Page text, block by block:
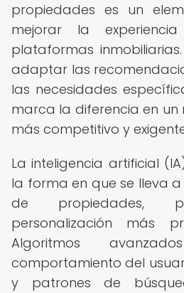
propiedades es un
mejorar la
plataformas
adaptar las
las necesidades
marca la diferencia en
más competitivo y
La inteligencia artificial
la forma en que se lleva
de propiedades,
personalización más
Algoritmos
comportamiento del
y patrones de